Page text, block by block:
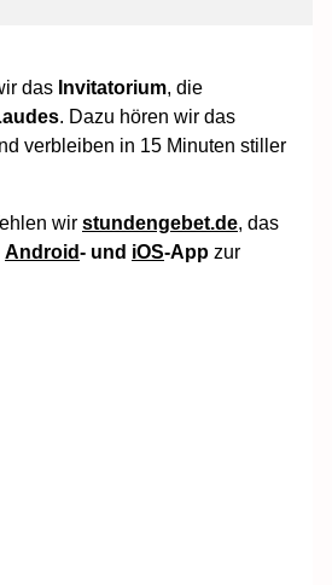
das Invitatorium, die
. Dazu hören wir das
verbleiben in 15 Minuten stiller
wir stundengebet.de, das
Android- und iOS-App zur